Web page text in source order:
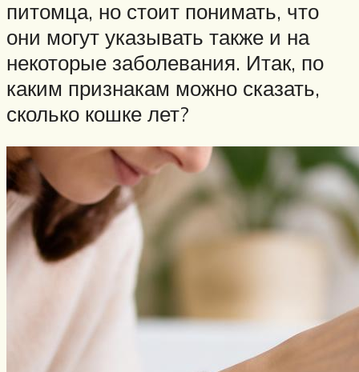
питомца, но стоит понимать, что
они могут указывать также и на
некоторые заболевания. Итак, по
каким признакам можно сказать,
сколько кошке лет?